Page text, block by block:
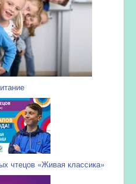
чтецов «Живая классика»